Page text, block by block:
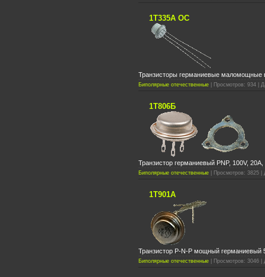
1Т335А ОС
Транзисторы германиевые маломощные
Биполярные отечественные | Просмотров: 934 |
1Т806Б
Транзистор германиевый PNP, 100V,
Биполярные отечественные | Просмотров: 3825 |
1Т901А
Транзистор P-N-P мощный германиевый
Биполярные отечественные | Просмотров: 3046 |